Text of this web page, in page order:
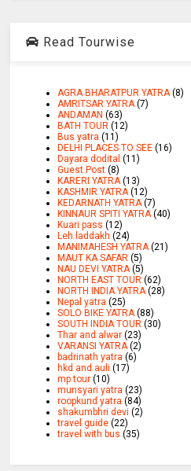
Read Tourwise
AGRA BHARATPUR YATRA (8)
AMRITSAR YATRA (7)
ANDAMAN (63)
BATH TOUR (12)
Bus yatra (11)
DELHI PLACES TO SEE (16)
Dayara dodital (11)
Guest Post (8)
KARERI YATRA (13)
KASHMIR YATRA (12)
KEDARNATH YATRA (7)
KINNAUR SPITI YATRA (40)
Kuari pass (12)
Leh laddakh (24)
MANIMAHESH YATRA (21)
MAUT KA SAFAR (5)
NAU DEVI YATRA (5)
NORTH EAST TOUR (62)
NORTH INDIA YATRA (28)
Nepal yatra (25)
SOLO BIKE YATRA (88)
SOUTH INDIA TOUR (30)
Thar and alwar (23)
VARANSI YATRA (2)
badrinath yatra (6)
hkd and auli (17)
mp tour (10)
munsyari yatra (23)
roopkund yatra (84)
shakumbhri devi (2)
travel guide (22)
travel with bus (35)